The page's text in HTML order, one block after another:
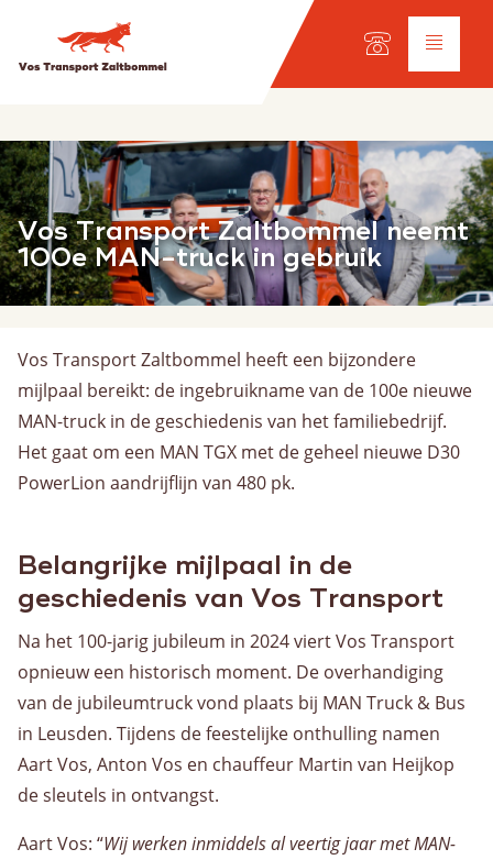
Diensten
Wegtransport
Internationaal transport
Wagenpark
Scheepvaart
Onze vloot
Ladingsoorten
Opslag
Value Added Logistics
Douane activiteiten
Assemblage
Dozen voor AGF en bakkerswereld
Voorraadbeheer
Algemeen
Vos Transport Zaltbommel neemt
100e MAN-truck in gebruik
Vos Transport Zaltbommel heeft een bijzondere
mijlpaal bereikt: de ingebruikname van de 100e nieuwe
MAN-truck in de geschiedenis van het familiebedrijf.
Het gaat om een MAN TGX met de geheel nieuwe D30
PowerLion aandrijflijn van 480 pk.
Belangrijke mijlpaal in de
geschiedenis van Vos Transport
Na het 100-jarig jubileum in 2024 viert Vos Transport
opnieuw een historisch moment. De overhandiging
van de jubileumtruck vond plaats bij MAN Truck & Bus
in Leusden. Tijdens de feestelijke onthulling namen
Aart Vos, Anton Vos en chauffeur Martin van Heijkop
de sleutels in ontvangst.
Aart Vos: “Wij werken inmiddels al veertig jaar met MAN-